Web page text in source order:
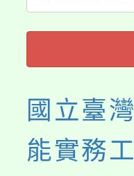
國立臺
能實務